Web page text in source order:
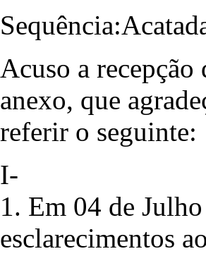
Acuso a
anexo, que
referir o seguinte:
I-
1. Em 04 de
esclarecimentos